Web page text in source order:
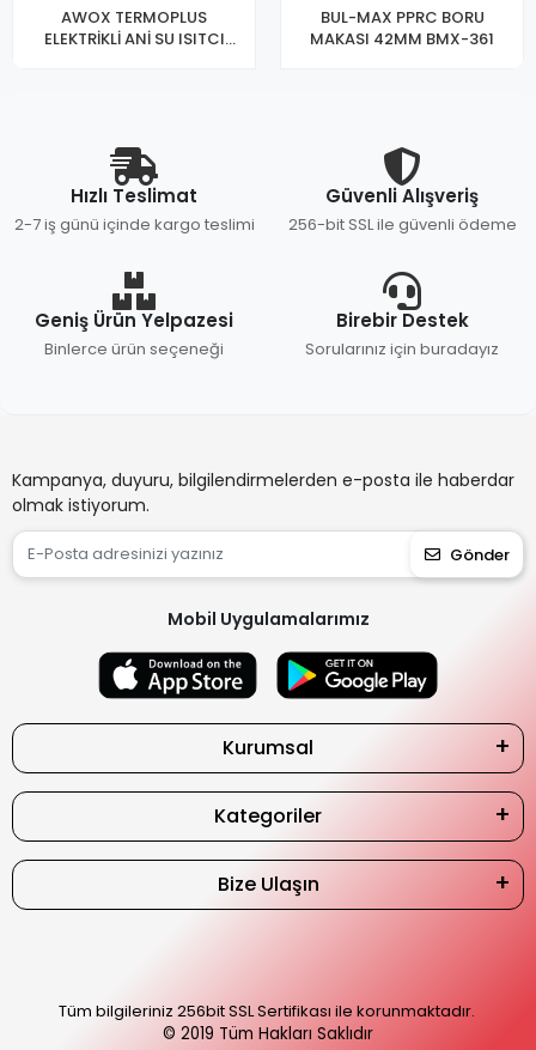
AWOX TERMOPLUS
ELEKTRİKLİ ANİ SU ISITCI
BUL-MAX PPRC BORU
MAKASI 42MM BMX-361
Hızlı Teslimat
2-7 iş günü içinde kargo teslimi
Güvenli Alışveriş
256-bit SSL ile güvenli ödeme
Geniş Ürün Yelpazesi
Binlerce ürün seçeneği
Birebir Destek
Sorularınız için buradayız
Kampanya, duyuru, bilgilendirmelerden e-posta ile haberdar
olmak istiyorum.
Gönder
Mobil Uygulamalarımız
Kurumsal
Kategoriler
Bize Ulaşın
Tüm bilgileriniz 256bit SSL Sertifikası ile korunmaktadır.
© 2019 Tüm Hakları Saklıdır